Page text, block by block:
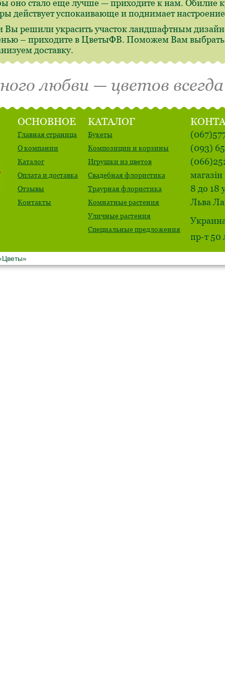
оно стало еще лучше — приходите к нам. Обилие
действует успокаивающе и поднимает
Вы решили украсить участок ландшафтным
– приходите в ЦветыФВ. Поможем Вам
доставку.
любви — цветов
ОСНОВНОЕ
Главная страница
О компании
Каталог
Оплата и доставка
Отзывы
Контакты
КАТАЛОГ
Букеты
Композиции и корзины
Игрушки из цветов
Свадебная флористика
Траурная флористика
Комнатные растения
Уличные растения
Специальные предложения
(093)
8 до 18
Льва
пр-т 50